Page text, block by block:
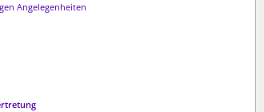
Angelegenheiten